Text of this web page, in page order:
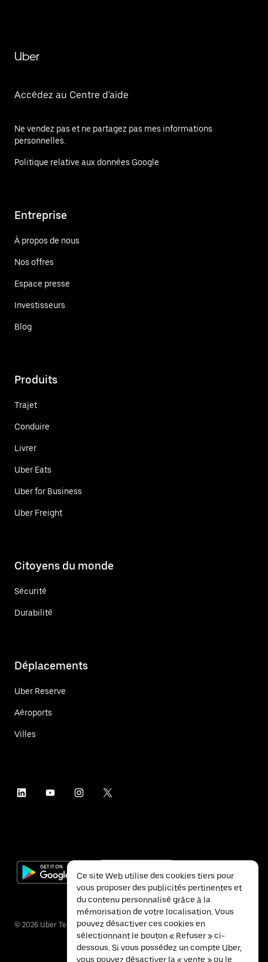
Uber
Accédez au Centre d'aide
Ne vendez pas et ne partagez pas mes informations
personnelles.
Politique relative aux données Google
Entreprise
À propos de nous
Nos offres
Espace presse
Investisseurs
Blog
Produits
Trajet
Conduire
Livrer
Uber Eats
Uber for Business
Uber Freight
Citoyens du monde
Sécurité
Durabilité
Déplacements
Uber Reserve
Aéroports
Villes
© 2026 Uber Technologies Inc.
Ce site Web utilise des cookies tiers pour
vous proposer des publicités pertinentes et
du contenu personnalisé grâce à la
mémorisation de votre localisation. Vous
pouvez désactiver ces cookies en
sélectionnant le bouton « Refuser » ci-
dessous. Si vous possédez un compte Uber,
vous pouvez désactiver la « vente » ou le